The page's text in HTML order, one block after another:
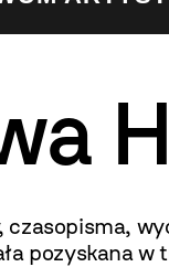
pozyskana